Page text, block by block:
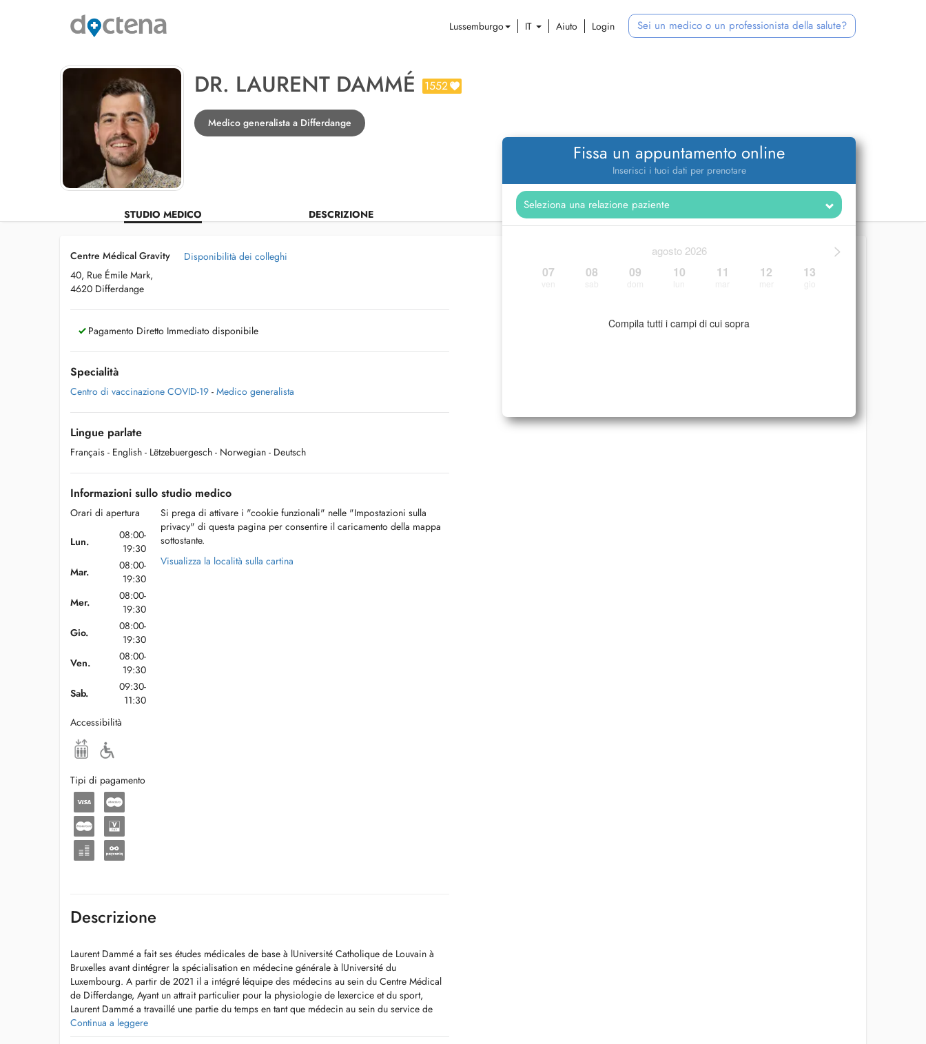
Lussemburgo IT Aiuto Login Sei un medico o un professionista della salute?
DR. LAURENT DAMMÉ 1552
Medico generalista a Differdange
STUDIO MEDICO DESCRIZIONE
Fissa un appuntamento online
Inserisci i tuoi dati per prenotare
>
agosto 2026
07 08 09 10 11 12 13
Compila tutti i campi di cui sopra
Centre Médical Gravity
40, Rue Émile Mark,
4620 Differdange
Disponibilità dei colleghi
Pagamento Diretto Immediato disponibile
Specialità
Centro di vaccinazione COVID-19 - Medico generalista
Lingue parlate
Français - English - Lëtzebuergesch - Norwegian - Deutsch
Informazioni sullo studio medico
Orari di apertura
Lun.
08:00-
19:30
Mar.
08:00-
19:30
Mer.
08:00-
19:30
Gio.
08:00-
19:30
Ven.
08:00-
19:30
Sab.
09:30-
11:30
Accessibilità
Tipi di pagamento
Si prega di attivare i "cookie funzionali" nelle "Impostazioni sulla
privacy" di questa pagina per consentire il caricamento della mappa
sottostante.
Visualizza la località sulla cartina
Descrizione
Laurent Dammé a fait ses études médicales de base à lUniversité Catholique de Louvain à
Bruxelles avant dintégrer la spécialisation en médecine générale à lUniversité du
Luxembourg. A partir de 2021 il a intégré léquipe des médecins au sein du Centre Médical
de Differdange, Ayant un attrait particulier pour la physiologie de lexercice et du sport,
Laurent Dammé a travaillé une partie du temps en tant que médecin au sein du service de
médecine sportive au Centre Hospitalier du Luxembourg à Eich.
Langues parlées: Luxembourgeois, Francais, Anglais, Allemand, Norvégien
Continua a leggere